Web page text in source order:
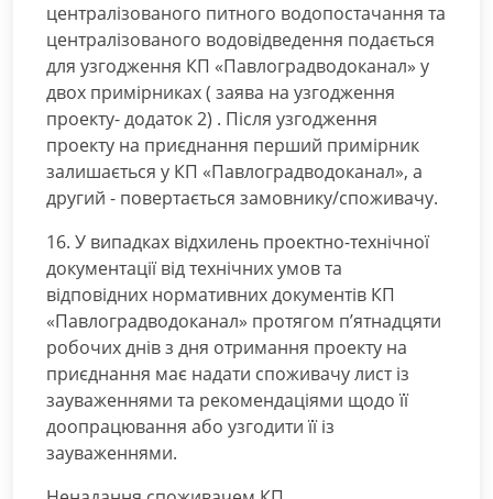
централізованого питного водопостачання та
централізованого водовідведення подається
для узгодження КП «Павлоградводоканал» у
двох примірниках ( заява на узгодження
проекту- додаток 2) . Після узгодження
проекту на приєднання перший примірник
залишається у КП «Павлоградводоканал», а
другий - повертається замовнику/споживачу.
16. У випадках відхилень проектно-технічної
документації від технічних умов та
відповідних нормативних документів КП
«Павлоградводоканал» протягом п’ятнадцяти
робочих днів з дня отримання проекту на
приєднання має надати споживачу лист із
зауваженнями та рекомендаціями щодо її
доопрацювання або узгодити її із
зауваженнями.